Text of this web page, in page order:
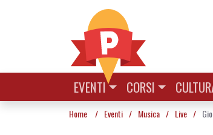
EVENTI CORSI
Home / Eventi / Musica / Live /